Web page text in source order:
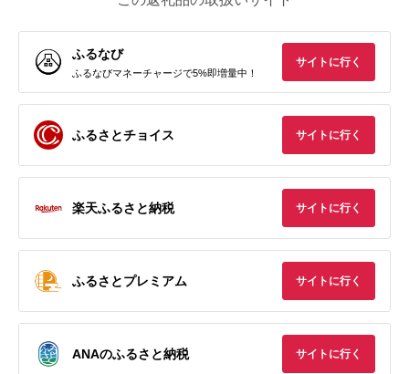
ふるなび
ふるなびマネーチャージで5%即増量中！
サイトに行く
ふるさとチョイス サイトに行く
楽天ふるさと納税 サイトに行く
ふるさとプレミアム サイトに行く
ANAのふるさと納税 サイトに行く